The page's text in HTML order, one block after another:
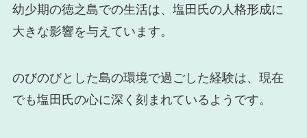
幼少期の徳之島での生活は、塩田氏の人格形成に
大きな影響を与えています。
のびのびとした島の環境で過ごした経験は、現在
でも塩田氏の心に深く刻まれているようです。